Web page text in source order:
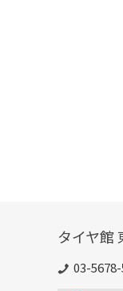
タイヤ館
03-